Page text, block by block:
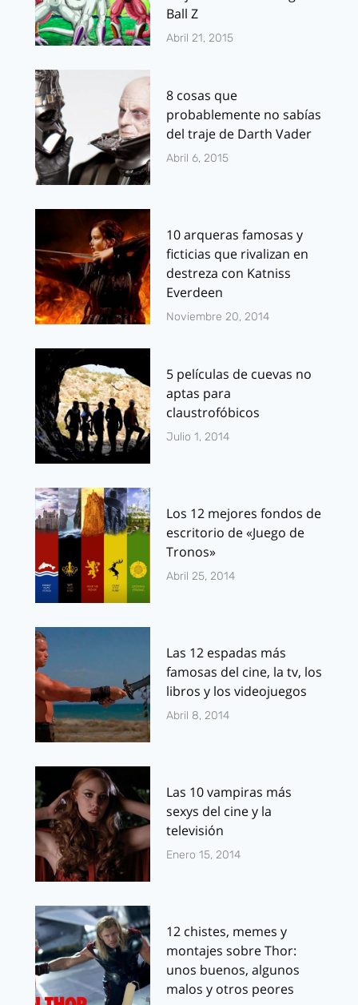
Ball Z
Abril 21, 2015
8 cosas que
probablemente no sabías
del traje de Darth Vader
Abril 6, 2015
10 arqueras famosas y
ficticias que rivalizan en
destreza con Katniss
Everdeen
Noviembre 20, 2014
5 películas de cuevas no
aptas para
claustrofóbicos
Julio 1, 2014
Los 12 mejores fondos de
escritorio de «Juego de
Tronos»
Abril 25, 2014
Las 12 espadas más
famosas del cine, la tv, los
libros y los videojuegos
Abril 8, 2014
Las 10 vampiras más
sexys del cine y la
televisión
Enero 15, 2014
12 chistes, memes y
montajes sobre Thor:
unos buenos, algunos
malos y otros peores